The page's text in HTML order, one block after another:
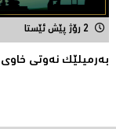
2 رۆژ پێش ئێستا
بەرمیلێک نەوتى خاوى برێنت